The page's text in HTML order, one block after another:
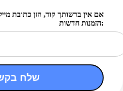
אם אין ברשותך קוד, הזן כתובת
הזמנות חדשות:
שלח בקשה